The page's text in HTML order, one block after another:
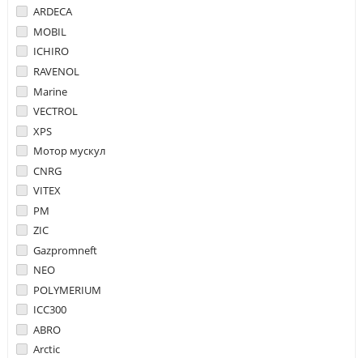
ARDECA
MOBIL
ICHIRO
RAVENOL
Marine
VECTROL
XPS
Мотор мускул
CNRG
VITEX
PM
ZIC
Gazpromneft
NEO
POLYMERIUM
ICC300
ABRO
Arctic